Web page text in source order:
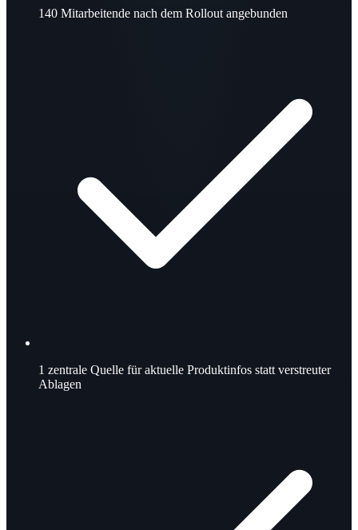
140 Mitarbeitende nach dem Rollout angebunden
1 zentrale Quelle für aktuelle Produktinfos statt verstreuter
Ablagen